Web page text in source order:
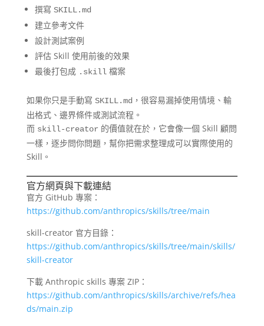
撰寫 SKILL.md
建立參考文件
設計測試案例
評估 Skill 使用前後的效果
最後打包成 .skill檔案
如果你只是手動寫 SKILL.md ，很容易漏掉使用情境、輸
出格式、邊界條件或測試流程。
而 skill-creator 的價值就在於，它會像一個 Skill 顧問
一樣，逐步問你問題，幫你把需求整理成可以實際使用的
Skill。
官方網頁與下載連結
官方 GitHub 專案：
https://github.com/anthropics/skills/tree/main
skill-creator 官方目錄：
https://github.com/anthropics/skills/tree/main/skills/
skill-creator
下載 Anthropic skills 專案 ZIP：
https://github.com/anthropics/skills/archive/refs/hea
ds/main.zip